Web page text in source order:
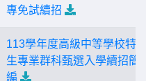
專免試續招
113學年度高級中等學校特
生專業群科甄選入學續招簡
編